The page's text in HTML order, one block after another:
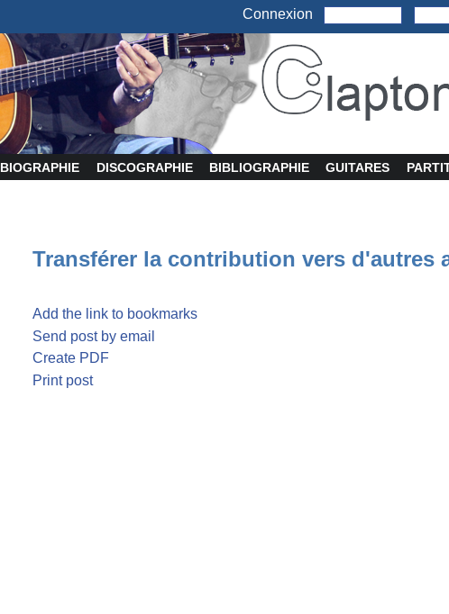
Connexion
BIOGRAPHIE DISCOGRAPHIE BIBLIOGRAPHIE GUITARES
Transférer la contribution vers d'autres
Add the link to bookmarks
Send post by email
Create PDF
Print post